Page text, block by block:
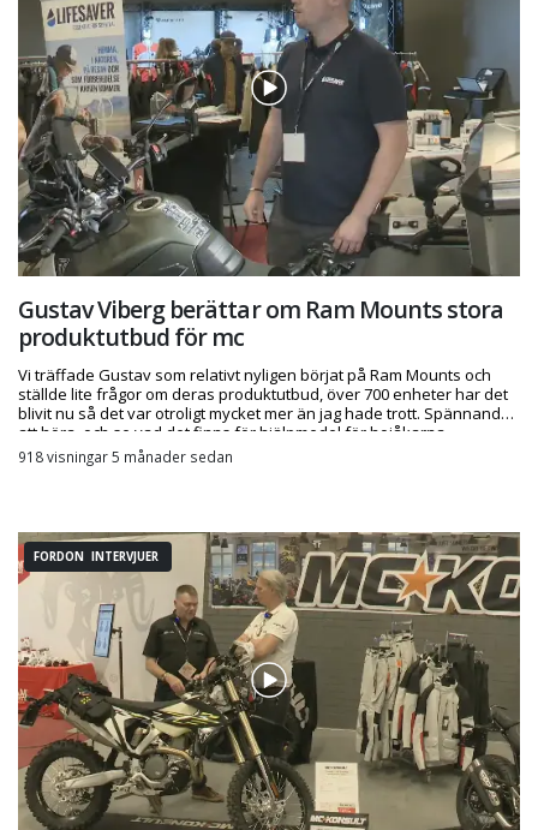
Gustav Viberg berättar om Ram Mounts stora
produktutbud för mc
Vi träffade Gustav som relativt nyligen börjat på Ram Mounts och
ställde lite frågor om deras produktutbud, över 700 enheter har det
blivit nu så det var otroligt mycket mer än jag hade trott. Spännande
att höra, och se vad det finns för hjälpmedel för hojåkarna
918 visningar 5 månader sedan
FORDON INTERVJUER